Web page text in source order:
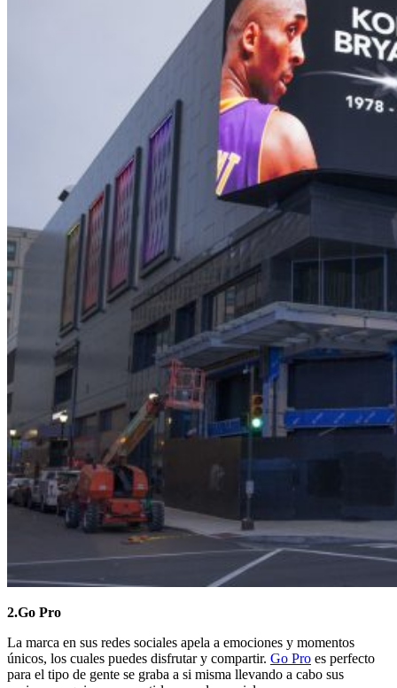
2.Go Pro
La marca en sus redes sociales apela a emociones y momentos
únicos, los cuales puedes disfrutar y compartir. Go Pro es perfecto
para el tipo de gente se graba a si misma llevando a cabo sus